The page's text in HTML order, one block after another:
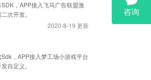
，APP接入飞马广告联盟激
次开发。
2020-8-19 更新
，APP接入梦工场小游戏平台
自定义。